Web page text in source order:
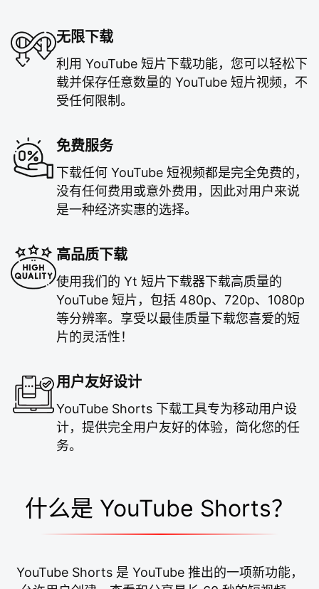
无限下载
利用 YouTube 短片下载功能，您可以轻松下
载并保存任意数量的 YouTube 短片视频，不
受任何限制。
免费服务
下载任何 YouTube 短视频都是完全免费的，
没有任何费用或意外费用，因此对用户来说
是一种经济实惠的选择。
高品质下载
使用我们的 Yt 短片下载器下载高质量的
YouTube 短片，包括 480p、720p、1080p
等分辨率。享受以最佳质量下载您喜爱的短
片的灵活性！
用户友好设计
YouTube Shorts 下载工具专为移动用户设
计，提供完全用户友好的体验，简化您的任
务。
什么是 YouTube Shorts？
YouTube Shorts 是 YouTube 推出的一项新功能，